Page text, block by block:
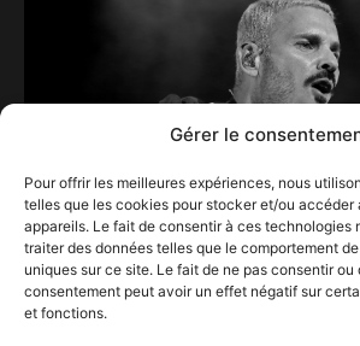
Gérer le
Pour offrir les meilleures expériences, nous
telles que les cookies pour stocker et/ou accéder
appareils. Le fait de consentir à ces technologies
traiter des données telles que le comportement
uniques sur ce site. Le fait de ne pas consentir ou
consentement peut avoir un effet négatif sur
et fonctions.
Ouf, les festivaliers bertrigeois